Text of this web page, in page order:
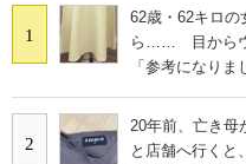
1
62歳・62キロの
ら…… 目からウ
「参考になりま
2
20年前、亡き
と店舗へ行く